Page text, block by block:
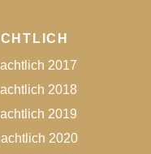
2017
2018
2019
2020